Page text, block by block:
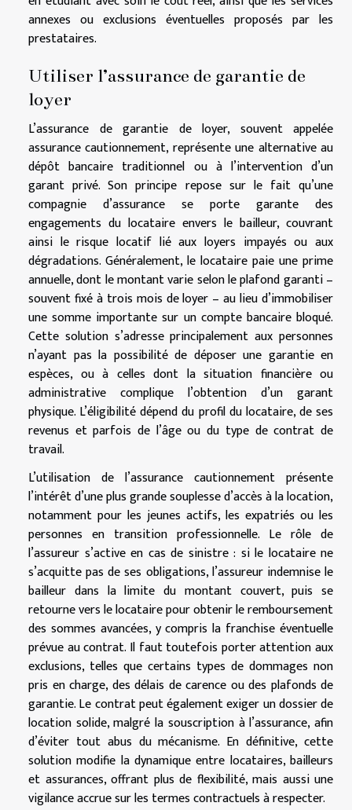
annexes ou exclusions éventuelles proposés par les
prestataires.
Utiliser l’assurance de garantie de
loyer
L’assurance de garantie de loyer, souvent appelée
assurance cautionnement, représente une alternative au
dépôt bancaire traditionnel ou à l’intervention d’un
garant privé. Son principe repose sur le fait qu’une
compagnie d’assurance se porte garante des
engagements du locataire envers le bailleur, couvrant
ainsi le risque locatif lié aux loyers impayés ou aux
dégradations. Généralement, le locataire paie une prime
annuelle, dont le montant varie selon le plafond garanti –
souvent fixé à trois mois de loyer – au lieu d’immobiliser
une somme importante sur un compte bancaire bloqué.
Cette solution s’adresse principalement aux personnes
n’ayant pas la possibilité de déposer une garantie en
espèces, ou à celles dont la situation financière ou
administrative complique l’obtention d’un garant
physique. L’éligibilité dépend du profil du locataire, de ses
revenus et parfois de l’âge ou du type de contrat de
travail.
L’utilisation de l’assurance cautionnement présente
l’intérêt d’une plus grande souplesse d’accès à la location,
notamment pour les jeunes actifs, les expatriés ou les
personnes en transition professionnelle. Le rôle de
l’assureur s’active en cas de sinistre : si le locataire ne
s’acquitte pas de ses obligations, l’assureur indemnise le
bailleur dans la limite du montant couvert, puis se
retourne vers le locataire pour obtenir le remboursement
des sommes avancées, y compris la franchise éventuelle
prévue au contrat. Il faut toutefois porter attention aux
exclusions, telles que certains types de dommages non
pris en charge, des délais de carence ou des plafonds de
garantie. Le contrat peut également exiger un dossier de
location solide, malgré la souscription à l’assurance, afin
d’éviter tout abus du mécanisme. En définitive, cette
solution modifie la dynamique entre locataires, bailleurs
et assurances, offrant plus de flexibilité, mais aussi une
vigilance accrue sur les termes contractuels à respecter.